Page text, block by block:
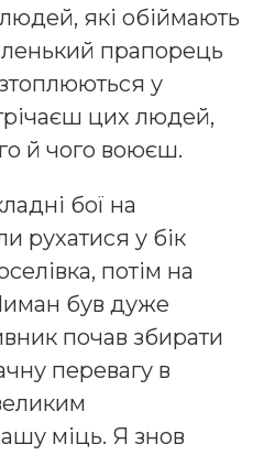
які обіймають
прапорець
у
цих людей,
й чого воюєш.
бої на
рухатися у бік
потім на
був дуже
почав збирати
перевагу в
міць. Я знов